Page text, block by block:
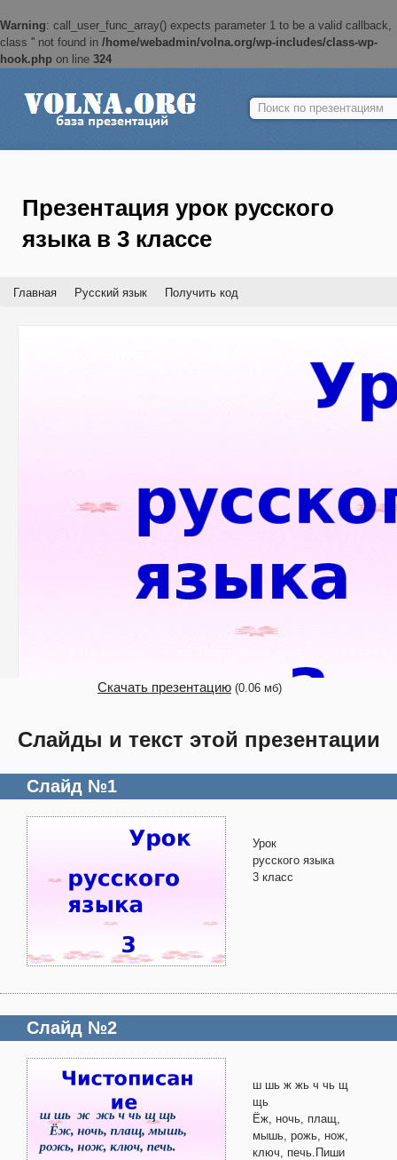
Warning: call_user_func_array() expects parameter 1 to be a valid callback,
class '' not found in /home/webadmin/volna.org/wp-includes/class-wp-
hook.php on line 324
Найти:
Презентация урок русского
языка в 3 классе
Главная Русский язык Получить код
Скачать презентацию (0.06 мб)
Слайды и текст этой презентации
Слайд №1
Урок
русского языка
3 класс
Слайд №2
ш шь ж жь ч чь щ
щь
Ёж, ночь, плащ,
мышь, рожь, нож,
ключ, печь.Пиши